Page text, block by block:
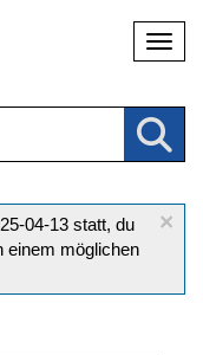
×
04-13 statt, du
einem möglichen